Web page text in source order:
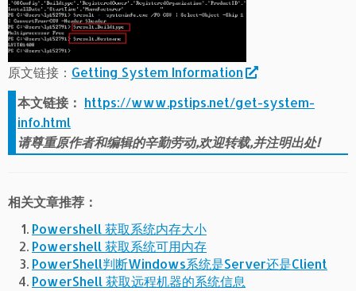
原文链接： Getting System Information
本文链接： https://www.pstips.net/get-system-
info.html
请尊重原作者和编辑的辛勤劳动,欢迎转载,并注明出处!
相关文章推荐：
Powershell 获取系统内存大小
Powershell 获取系统可用内存
PowerShell判断Windows系统是Server还是Client
PowerShell 获取远程机器的系统信息